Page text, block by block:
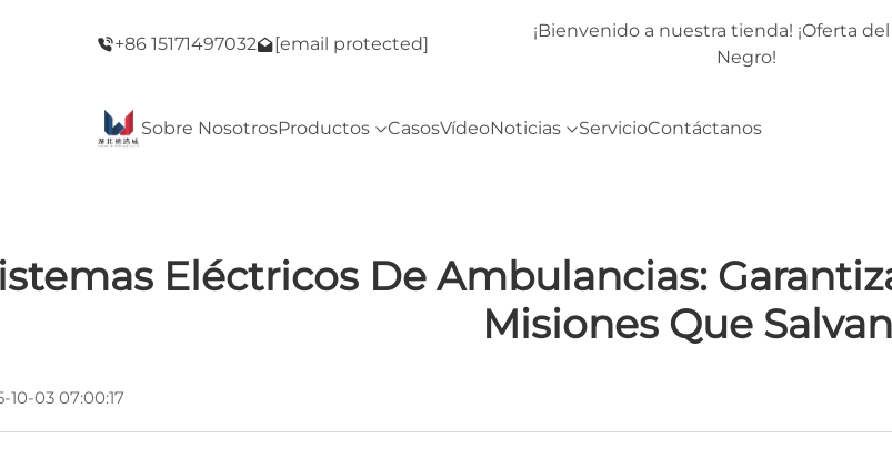
+86 15171497032 [email protected]
Negro!
¡Bienvenido a nuestra tienda! ¡Oferta
Negro!
Sobre NosotrosProductos CasosVídeoNoticias ServicioContáctanos
Eléctricos De Ambulancias:
Misiones Que
10-03 07:00:17